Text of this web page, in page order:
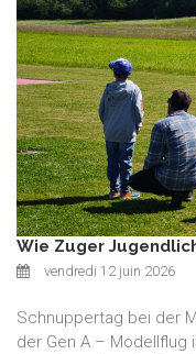
Wie Zuger
vendredi 12 juin 2026
Schnuppertag bei der
der Gen A – Modellflug